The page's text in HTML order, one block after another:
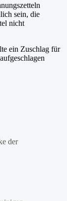
sein, die
nicht
ein Zuschlag für
der